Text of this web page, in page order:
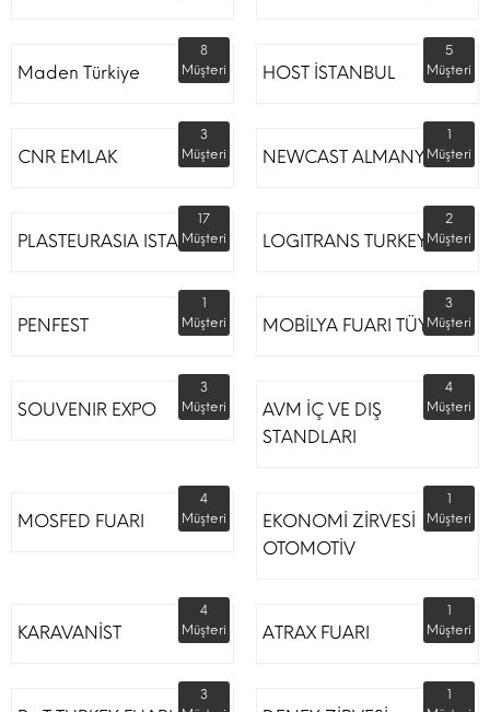
Maden Türkiye
8
Müşteri
HOST İSTANBUL
5
Müşteri
CNR EMLAK
3
Müşteri
NEWCAST ALMANYA
1
Müşteri
PLASTEURASIA ISTANBUL
17
Müşteri
LOGITRANS TURKEY
2
Müşteri
PENFEST
1
Müşteri
MOBİLYA FUARI TÜYAP
3
Müşteri
SOUVENIR EXPO
3
Müşteri
AVM İÇ VE DIŞ
STANDLARI
4
Müşteri
MOSFED FUARI
4
Müşteri
EKONOMİ ZİRVESİ
OTOMOTİV
1
Müşteri
KARAVANİST
4
Müşteri
ATRAX FUARI
1
Müşteri
3
1